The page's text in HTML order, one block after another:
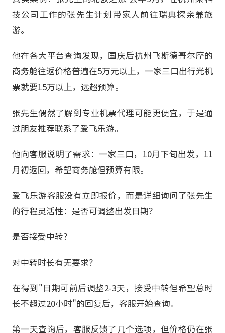
技公司工作的张先生计划带家人前往瑞典探亲兼旅
游。
他在各大平台查询发现，国庆后杭州飞斯德哥尔摩的
商务舱往返价格普遍在5万元以上，一家三口出行光机
票就要15万以上，远超预算。
张先生偶然了解到专业机票代理可能更便宜，于是通
过朋友推荐联系了爱飞乐游。
他向客服说明了需求：一家三口，10月下旬出发，11
月初返回，希望商务舱但预算有限。
爱飞乐游客服没有立即报价，而是详细询问了张先生
的行程灵活性：是否可调整出发日期？
是否接受中转？
对中转时长有无要求？
在得到"日期可前后调整2-3天，接受中转但希望总时
长不超过20小时"的回复后，客服开始查询。
第一天查询后，客服反馈了几个选项，但价格仍在张